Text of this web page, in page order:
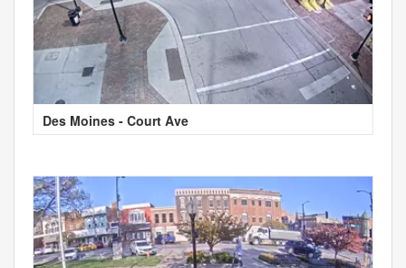
Des Moines - Court Ave